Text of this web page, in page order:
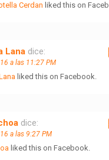
Cerdan liked this on
Lana dice:
a las 11:27 PM
liked this on Facebook.
dice:
a las 9:27 PM
liked this on Facebook.